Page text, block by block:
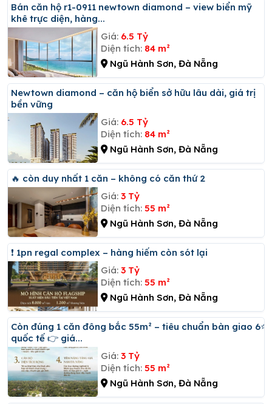
Bán căn hộ r1-0911 newtown diamond – view biển mỹ
khê trực diện, hàng...
Giá: 6.5 Tỷ
Diện tích: 84 m²
Ngũ Hành Sơn, Đà Nẵng
Newtown diamond – căn hộ biển sở hữu lâu dài, giá trị
bền vững
Giá: 6.5 Tỷ
Diện tích: 84 m²
Ngũ Hành Sơn, Đà Nẵng
🔥 còn duy nhất 1 căn – không có căn thứ 2
Giá: 3 Tỷ
Diện tích: 55 m²
Ngũ Hành Sơn, Đà Nẵng
❗ 1pn regal complex – hàng hiếm còn sót lại
Giá: 3 Tỷ
Diện tích: 55 m²
Ngũ Hành Sơn, Đà Nẵng
Còn đúng 1 căn đông bắc 55m² – tiêu chuẩn bàn giao 6⭐
quốc tế 👉 giá...
Giá: 3 Tỷ
Diện tích: 55 m²
Ngũ Hành Sơn, Đà Nẵng